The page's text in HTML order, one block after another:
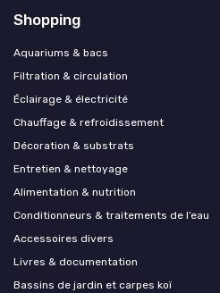
Shopping
Aquariums & bacs
Filtration & circulation
Éclairage & électricité
Chauffage & refroidissement
Décoration & substrats
Entretien & nettoyage
Alimentation & nutrition
Conditionneurs & traitements de l’eau
Accessoires divers
Livres & documentation
Bassins de jardin et carpes koï